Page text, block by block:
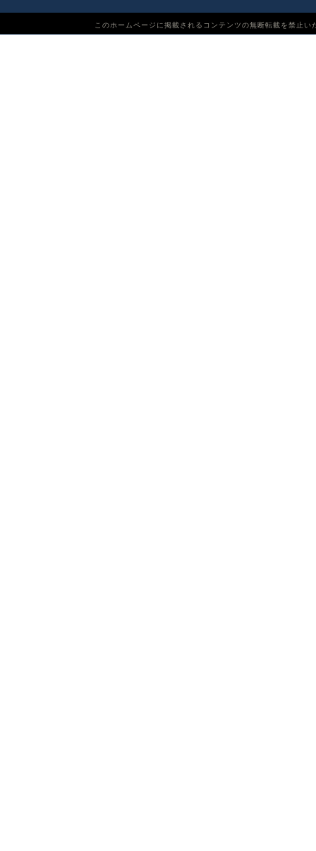
このホームページに掲載されるコンテンツの無断転載を禁